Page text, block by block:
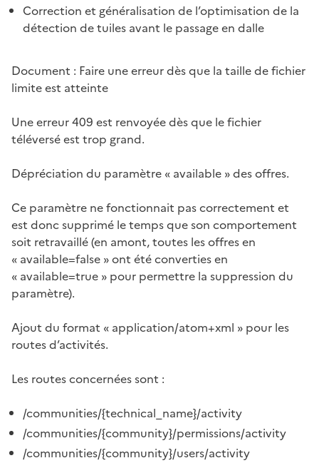
Correction et généralisation de l’optimisation de la
détection de tuiles avant le passage en dalle
Document : Faire une erreur dès que la taille de fichier
limite est atteinte
Une erreur 409 est renvoyée dès que le fichier
téléversé est trop grand.
Dépréciation du paramètre « available » des offres.
Ce paramètre ne fonctionnait pas correctement et
est donc supprimé le temps que son comportement
soit retravaillé (en amont, toutes les offres en
« available=false » ont été converties en
« available=true » pour permettre la suppression du
paramètre).
Ajout du format « application/atom+xml » pour les
routes d’activités.
Les routes concernées sont :
/communities/{technical_name}/activity
/communities/{community}/permissions/activity
/communities/{community}/users/activity